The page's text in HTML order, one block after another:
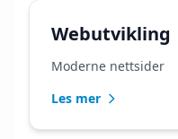
Webutvikling
Moderne nettsider
Les mer